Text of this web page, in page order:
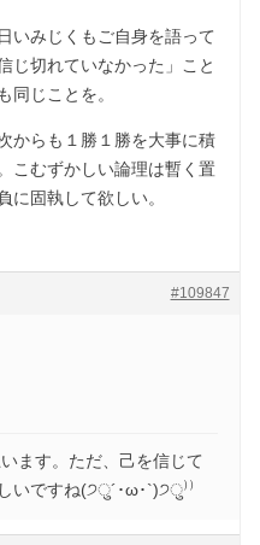
いみじくもご自身を語って
じ切れていなかった」こと
同じことを。
からも１勝１勝を大事に積
こむずかしい論理は暫く置
に固執して欲しい。
#109847
ます。ただ、己を信じて
しいですね(੭ु´･ω･`)੭ु⁾⁾